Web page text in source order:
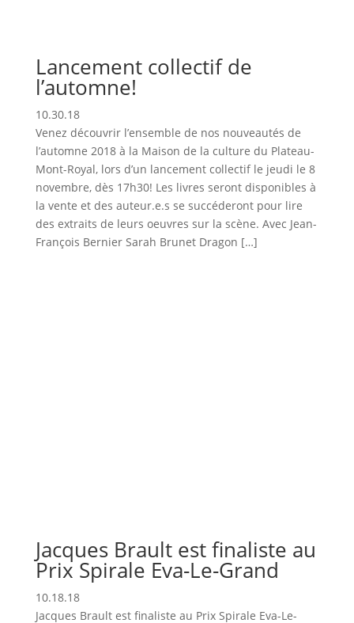
Lancement collectif de
l’automne!
10.30.18
Venez découvrir l’ensemble de nos nouveautés de
l’automne 2018 à la Maison de la culture du Plateau-
Mont-Royal, lors d’un lancement collectif le jeudi le 8
novembre, dès 17h30! Les livres seront disponibles à
la vente et des auteur.e.s se succéderont pour lire
des extraits de leurs oeuvres sur la scène. Avec Jean-
François Bernier Sarah Brunet Dragon […]
Jacques Brault est finaliste au
Prix Spirale Eva-Le-Grand
10.18.18
Jacques Brault est finaliste au Prix Spirale Eva-Le-